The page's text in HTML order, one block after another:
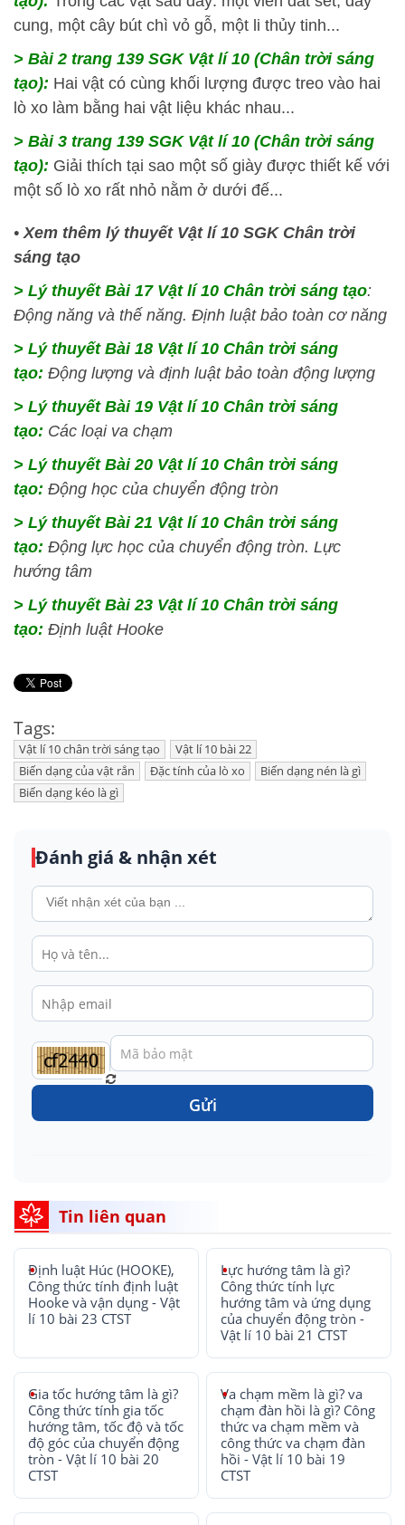
cung, một cây bút chì vỏ gỗ, một li thủy tinh...
> Bài 2 trang 139 SGK Vật lí 10 (Chân trời sáng
tạo): Hai vật có cùng khối lượng được treo vào hai
lò xo làm bằng hai vật liệu khác nhau...
> Bài 3 trang 139 SGK Vật lí 10 (Chân trời sáng
tạo): Giải thích tại sao một số giày được thiết kế với
một số lò xo rất nhỏ nằm ở dưới đế...
•Xem thêm lý thuyết Vật lí 10 SGK Chân trời
sáng tạo
> Lý thuyết Bài 17 Vật lí 10 Chân trời sáng tạo:
Động năng và thế năng. Định luật bảo toàn cơ năng
> Lý thuyết Bài 18 Vật lí 10 Chân trời sáng
tạo: Động lượng và định luật bảo toàn động lượng
> Lý thuyết Bài 19 Vật lí 10 Chân trời sáng
tạo: Các loại va chạm
> Lý thuyết Bài 20 Vật lí 10 Chân trời sáng
tạo: Động học của chuyển động tròn
> Lý thuyết Bài 21 Vật lí 10 Chân trời sáng
tạo: Động lực học của chuyển động tròn. Lực
hướng tâm
> Lý thuyết Bài 23 Vật lí 10 Chân trời sáng
tạo: Định luật Hooke
Tags:
Vật lí 10 chân trời sáng tạo
Vật lí 10 bài 22
Biến dạng của vật rắn
Đặc tính của lò xo
Biến dạng nén là gì
Biến dạng kéo là gì
Đánh giá & nhận xét
Gửi
Tin liên quan
Định luật Húc (HOOKE),
Công thức tính định luật
Hooke và vận dụng - Vật
lí 10 bài 23 CTST
Lực hướng tâm là gì?
Công thức tính lực
hướng tâm và ứng dụng
của chuyển động tròn -
Vật lí 10 bài 21 CTST
Gia tốc hướng tâm là gì?
Công thức tính gia tốc
hướng tâm, tốc độ và tốc
độ góc của chuyển động
tròn - Vật lí 10 bài 20
CTST
Va chạm mềm là gì? va
chạm đàn hồi là gì? Công
thức va chạm mềm và
công thức va chạm đàn
hồi - Vật lí 10 bài 19
CTST